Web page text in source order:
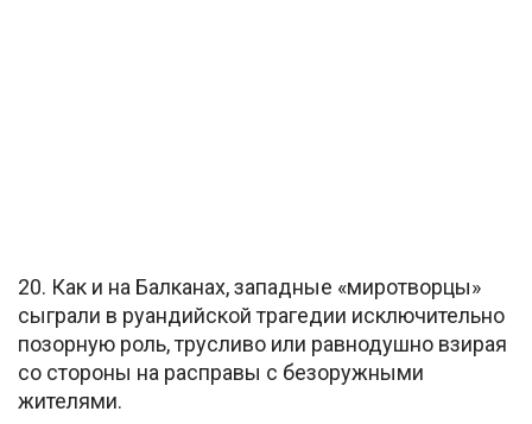
20. Как и на Балканах, западные «миротворцы»
сыграли в руандийской трагедии исключительно
позорную роль, трусливо или равнодушно взирая
со стороны на расправы с безоружными
жителями.